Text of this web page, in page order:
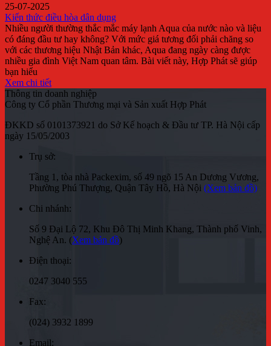
25-07-2025
Kiến thức điều hòa dân dụng
Nhiều người thường thắc mắc máy lạnh Aqua của nước nào và liệu
có đáng đầu tư hay không? Với mức giá tương đối phải chăng so
với các thương hiệu Nhật Bản khác, Aqua đang ngày càng được
nhiều gia đình Việt Nam quan tâm. Bài viết này, Hợp Phát sẽ giúp
bạn hiểu
Xem chi tiết
Thông tin doanh nghiệp
Công ty Cổ phần Thương mại và Sản xuất Hợp Phát
ĐKKD số 0101373921 do Sở Kế hoạch & Đầu tư TP. Hà Nội cấp
ngày 15/05/2003
Trụ sở:
Tầng 1, tòa nhà Packexim, số 49 ngõ 15 An Dương Vương,
Phường Phú Thượng, Quận Tây Hồ, Hà Nội (Xem bản đồ)
Chi nhánh:
Số 9 Đại Lộ 72, Khu Đô Thị Minh Khang, Thành phố Vinh,
Nghệ An. (Xem bản đồ)
Điện thoại:
0247 3040 555
Fax:
(024) 3932 1899
Email: